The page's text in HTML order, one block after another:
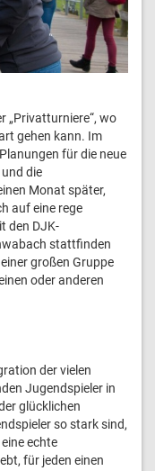
„Privatturniere“, wo
gehen kann. Im
für die neue
die
Monat später,
auf eine rege
den DJK-
stattfinden
großen Gruppe
oder anderen
der vielen
Jugendspieler in
glücklichen
so stark sind,
echte
für jeden einen